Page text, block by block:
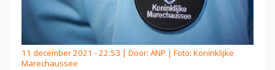
11 december 2021 - 22:53 | Door: ANP | Foto: Koninklijke
Marechaussee